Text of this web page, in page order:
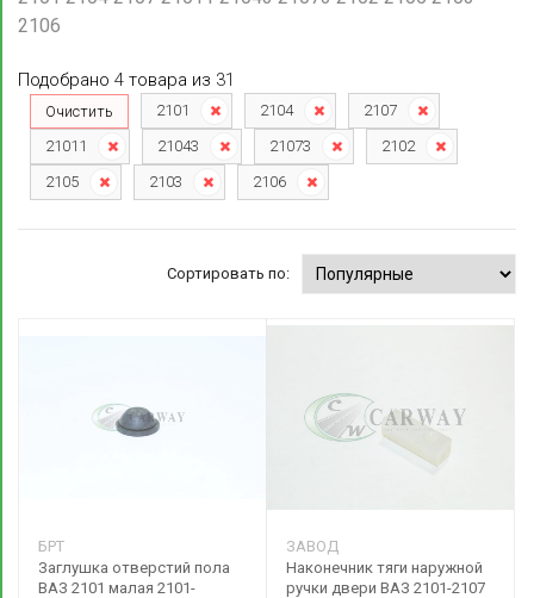
2106
Подобрано 4 товара из 31
Очистить 2101 2104
2107
21011
21043 21073
2102
2105
2103 2106
Сортировать по:
БРТ
Заглушка отверстий пола
ВАЗ 2101 малая 2101-
ЗАВОД
Наконечник тяги наружной
ручки двери ВАЗ 2101-2107